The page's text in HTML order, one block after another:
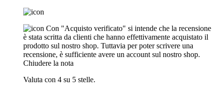
Con "Acquisto verificato" si intende che la recensione
è stata scritta da clienti che hanno effettivamente acquistato il
prodotto sul nostro shop. Tuttavia per poter scrivere una
recensione, è sufficiente avere un account sul nostro shop.
Chiudere la nota
Valuta con 4 su 5 stelle.